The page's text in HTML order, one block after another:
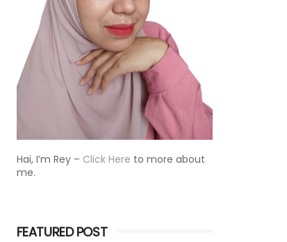
Hai, I’m Rey – Click Here to more about
me.
FEATURED POST